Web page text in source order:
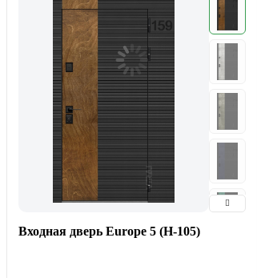
Входная дверь Europe 5 (H-105)